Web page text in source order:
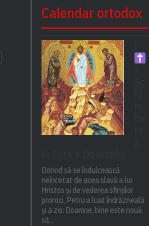
Calendar ortodox
Dorind să se îndulcească
neîncetat de acea slavă a lui
Hristos și de vederea sfinților
proroci, Petru a luat îndrăzneală
și a zis: Doamne, bine este nouă
să...